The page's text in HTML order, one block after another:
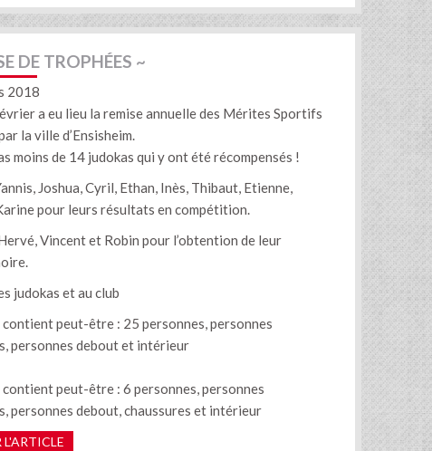
DE TROPHÉES ~
2018
a eu lieu la remise annuelle des Mérites Sportifs
la ville d’Ensisheim.
moins de 14 judokas qui y ont été récompensés !
Joshua, Cyril, Ethan, Inès, Thibaut, Etienne,
pour leurs résultats en compétition.
Vincent et Robin pour l’obtention de leur
judokas et au club